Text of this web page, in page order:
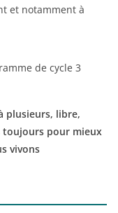
et notamment à
de cycle 3
plusieurs, libre,
toujours pour mieux
vivons